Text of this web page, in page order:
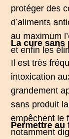
protéger des
d’aliments
au maximum
et enfin les
La cure
Il est très
intoxication
grandement
sans produit
empêchent le
notamment
Permettre au